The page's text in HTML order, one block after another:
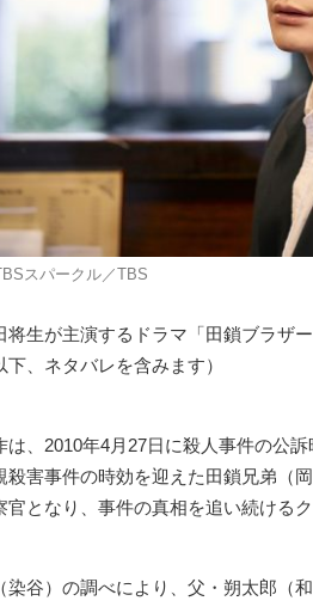
スパークル／TBS
生が主演するドラマ「田鎖ブラザ
下、ネタバレを含みます）
、2010年4月27日に殺人事件の公
殺害事件の時効を迎えた田鎖兄弟（
官となり、事件の真相を追い続ける
谷）の調べにより、父・朔太郎（